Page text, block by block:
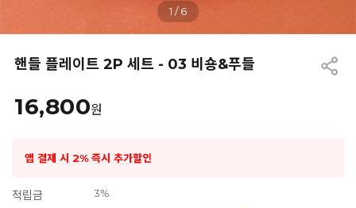
1 /6
핸들 플레이트 2P 세트 - 03 비숑&푸들
16,800원
앱 결제 시 2% 즉시 추가할인
적립금 3%